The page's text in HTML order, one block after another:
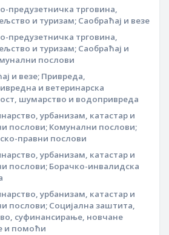
предузетничка трговина,
и туризам; Саобраћај и везе
предузетничка трговина,
и туризам; Саобраћај и
послови
и везе; Привреда,
и ветеринарска
шумарство и водопривреда
урбанизам, катастар и
послови; Комунални послови;
правни послови
урбанизам, катастар и
послови; Борачко-инвалидска
урбанизам, катастар и
послови; Социјална заштита,
суфинансирање, новчане
и помоћи